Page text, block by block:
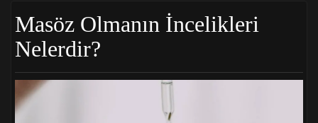
Masöz Olmanın İncelikleri
Nelerdir?